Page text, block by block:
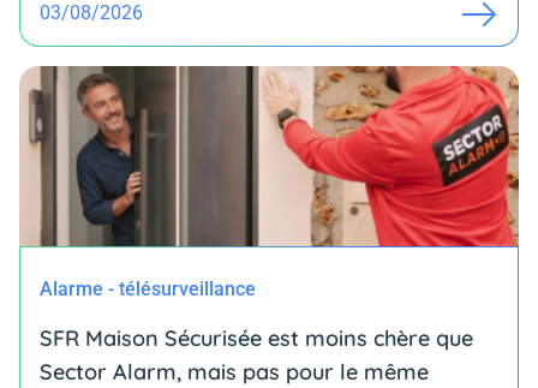
03/08/2026
Alarme - télésurveillance
SFR Maison Sécurisée est moins chère que
Sector Alarm, mais pas pour le même